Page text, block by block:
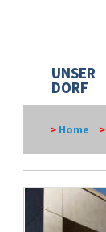
UNSER
DORF
> Home >